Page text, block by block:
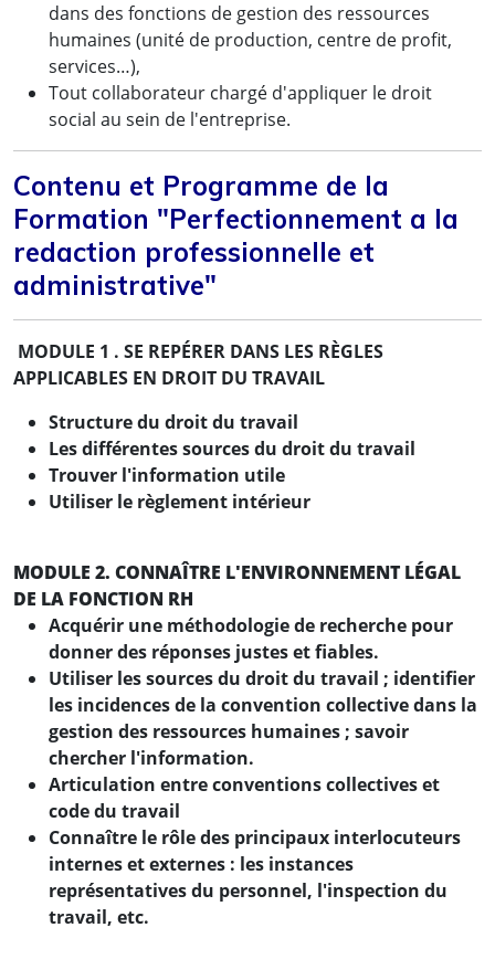
dans des fonctions de gestion des ressources
humaines (unité de production, centre de profit,
services…),
Tout collaborateur chargé d'appliquer le droit
social au sein de l'entreprise.
Contenu et Programme de la
Formation "Perfectionnement a la
redaction professionnelle et
administrative"
MODULE 1 . SE REPÉRER DANS LES RÈGLES
APPLICABLES EN DROIT DU TRAVAIL
Structure du droit du travail
Les différentes sources du droit du travail
Trouver l'information utile
Utiliser le règlement intérieur
MODULE 2. CONNAÎTRE L'ENVIRONNEMENT LÉGAL
DE LA FONCTION RH
Acquérir une méthodologie de recherche pour
donner des réponses justes et fiables.
Utiliser les sources du droit du travail ; identifier
les incidences de la convention collective dans la
gestion des ressources humaines ; savoir
chercher l'information.
Articulation entre conventions collectives et
code du travail
Connaître le rôle des principaux interlocuteurs
internes et externes : les instances
représentatives du personnel, l'inspection du
travail, etc.